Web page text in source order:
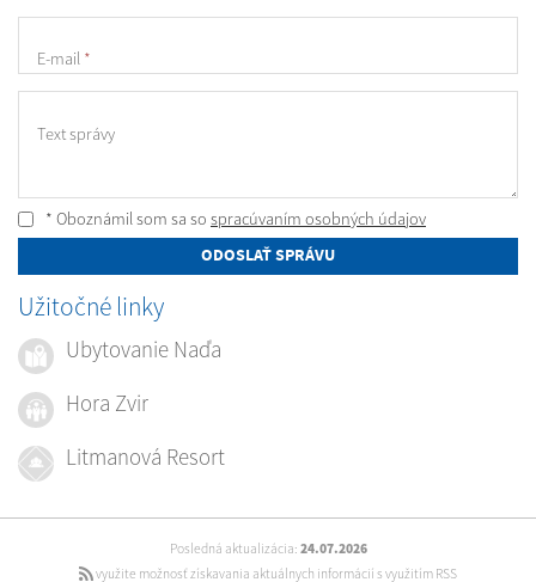
E-mail *
Text správy
* Oboznámil som sa so spracúvaním osobných údajov
ODOSLAŤ SPRÁVU
Užitočné linky
Ubytovanie Naďa
Hora Zvir
Litmanová Resort
Posledná aktualizácia: 24.07.2026
využite možnosť získavania aktuálnych informácií s využitím RSS